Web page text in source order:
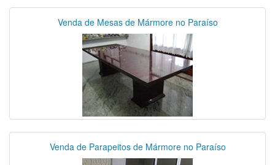
Venda de Mesas de Mármore no Paraíso
Venda de Parapeitos de Mármore no Paraíso